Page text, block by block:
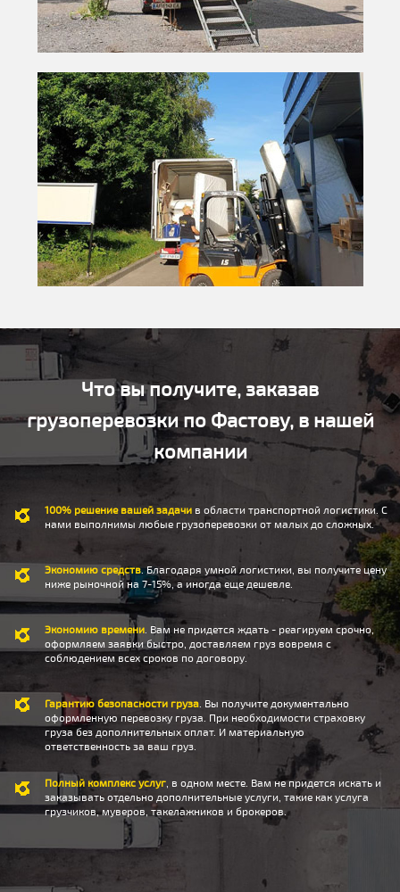
Что вы получите, заказав
грузоперевозки по Фастову, в нашей
компании
100% решение вашей задачи в области транспортной логистики. С
нами выполнимы любые грузоперевозки от малых до сложных.
Экономию средств. Благодаря умной логистики, вы получите цену
ниже рыночной на 7-15%, а иногда еще дешевле.
Экономию времени . Вам не придется ждать - реагируем срочно,
оформляем заявки быстро, доставляем груз вовремя с
соблюдением всех сроков по договору.
Гарантию безопасности груза . Вы получите документально
оформленную перевозку груза. При необходимости страховку
груза без дополнительных оплат. И материальную
ответственность за ваш груз.
Полный комплекс услуг , в одном месте. Вам не придется искать и
заказывать отдельно дополнительные услуги, такие как услуга
грузчиков, муверов, такелажников и брокеров.